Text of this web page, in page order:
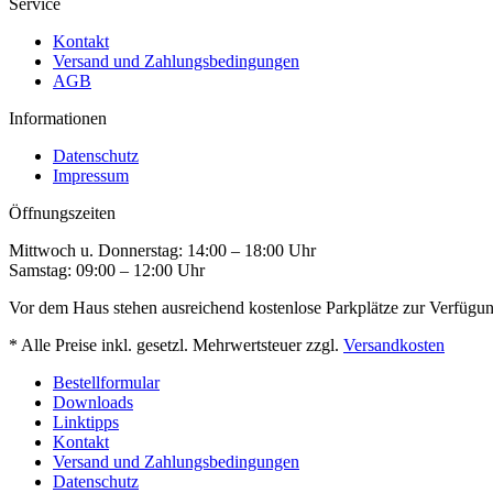
Kontakt
Versand und Zahlungsbedingungen
AGB
Informationen
Datenschutz
Impressum
Öffnungszeiten
Mittwoch u. Donnerstag: 14:00 – 18:00 Uhr
Samstag: 09:00 – 12:00 Uhr
Vor dem Haus stehen ausreichend kostenlose Parkplätze zur
* Alle Preise inkl. gesetzl. Mehrwertsteuer zzgl. Versandkosten
Bestellformular
Downloads
Linktipps
Kontakt
Versand und Zahlungsbedingungen
Datenschutz